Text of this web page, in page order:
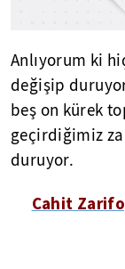
Anlıyorum ki
değişip
beş on kürek
geçirdiğimiz
duruyor.
Cahit